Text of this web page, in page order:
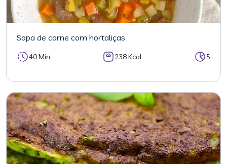
Sopa de carne com hortaliças
40 Min 238 Kcal 5